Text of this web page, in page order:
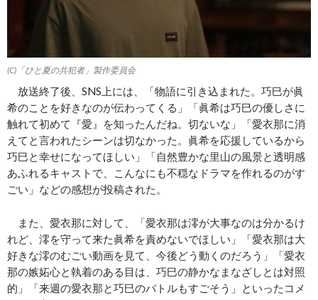
(C)「ひと夏の共犯者」製作委員会
放送終了後、SNS上には、「物語に引き込まれた。巧巳が眞
希のことを好きなのが伝わってくる」「眞希は巧巳の優しさに
触れて初めて『愛』を知ったんだね。切ないな」「愛衣那に消
えてと言われたシーンは切なかった。眞希を応援しているから
巧巳と幸せになってほしい」「自然豊かな里山の風景と透明感
あふれるキャストで、こんなにも不穏なドラマを作れるのがす
ごい」などの感想が投稿された。
また、愛衣那に対して、「愛衣那は澪が大事なのは分かるけ
れど、澪を守って来た眞希を責めないでほしい」「愛衣那は大
好きな澪のむごい動画を見て、今後どう動くのだろう」「愛衣
那の嫉妬心と執着のある目は、巧巳の静かなまなざしとは対照
的」「来週の愛衣那と巧巳のバトルもすごそう」といったコメ